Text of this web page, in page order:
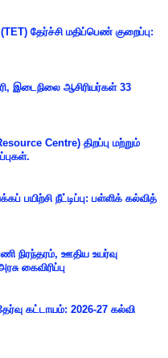
தேர்ச்சி மதிப்பெண் குறைப்பு:
இடைநிலை ஆசிரியர்கள் 33
Centre) திறப்பு மற்றும்
பயிற்சி நீட்டிப்பு: பள்ளிக் கல்வித்
நிரந்தரம், ஊதிய உயர்வு
கைவிரிப்பு
கட்டாயம்: 2026-27 கல்வி